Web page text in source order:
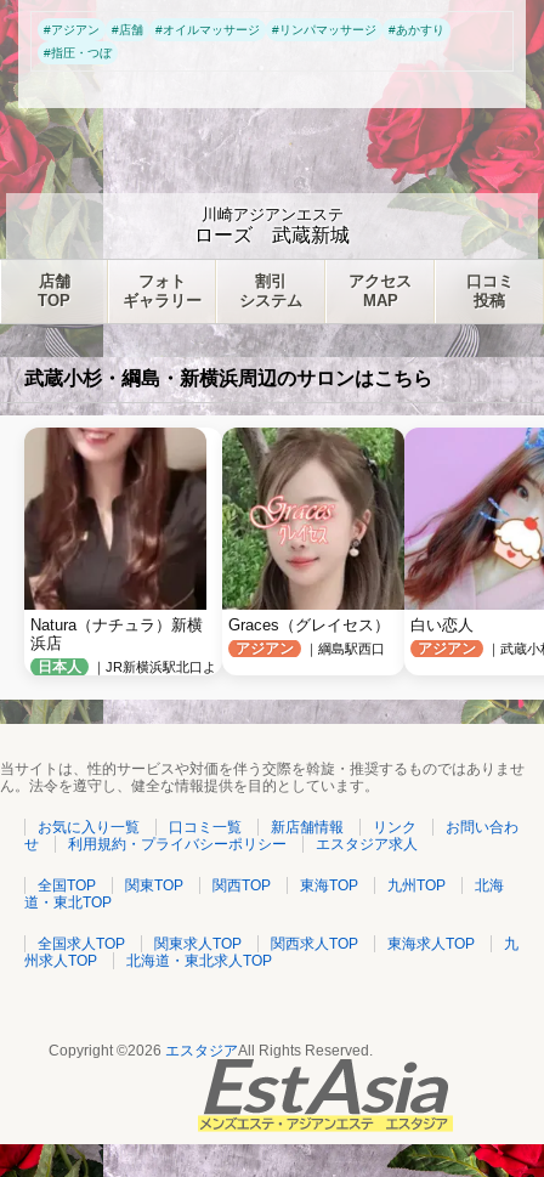
#アジアン #店舗 #オイルマッサージ #リンパマッサージ #あかすり
#指圧・つぼ
川崎アジアンエステ
ローズ 武蔵新城
店舗
TOP
フォト
ギャラリー
割引
システム
アクセス
MAP
口コミ
投稿
武蔵小杉・綱島・新横浜周辺のサロンはこちら
Natura（ナチュラ）新横
浜店
日本人 ｜JR新横浜駅北口よ
Graces（グレイセス）
アジアン ｜綱島駅西口
白い恋人
アジアン ｜武蔵小
当サイトは、性的サービスや対価を伴う交際を斡旋・推奨するものではありませ
ん。法令を遵守し、健全な情報提供を目的としています。
お気に入り一覧 口コミ一覧 新店舗情報 リンク
お問い合わ
せ
利用規約・プライバシーポリシー エスタジア求人
全国TOP 関東TOP 関西TOP 東海TOP 九州TOP
北海
道・東北TOP
全国求人TOP 関東求人TOP 関西求人TOP 東海求人TOP
九
州求人TOP
北海道・東北求人TOP
Copyright ©2026 エスタジアAll Rights Reserved.